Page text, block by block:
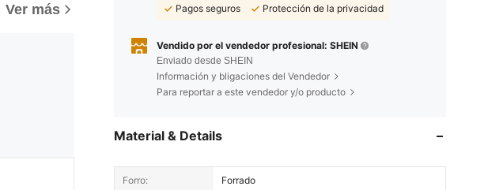
Ver más
Pagos seguros
Protección de la privacidad
Vendido por el vendedor profesional: SHEIN
Enviado desde SHEIN
Información y bligaciones del Vendedor
Para reportar a este vendedor y/o producto
Material & Details
Forro: Forrado